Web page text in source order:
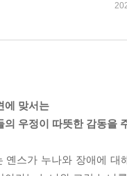
에 맞서는
의 우정이 따뜻한 감동을
옌스가 누나와 장애에